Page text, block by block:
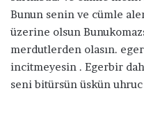
Bunun senin ve cümle
üzerine olsun
merdutlerden olasın.
incitmeyesin . Egerbir
seni bitürsün üskün uhruc